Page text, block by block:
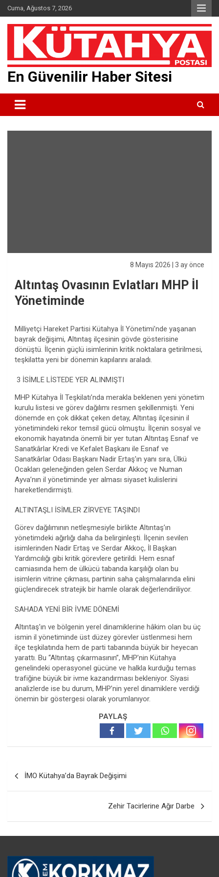
Skip
to
content
Cuma, Ağustos 7, 2026
En Güvenilir Haber Sitesi
8 Mayıs 2026 | 3 ay önce
Altıntaş Ovasının Evlatları MHP İl
Yönetiminde
Milliyetçi Hareket Partisi Kütahya İl Yönetimi’nde yaşanan
bayrak değişimi, Altıntaş ilçesinin gövde gösterisine
dönüştü. İlçenin güçlü isimlerinin kritik noktalara getirilmesi,
teşkilatta yeni bir dönemin kapılarını araladı.
3 İSİMLE LİSTEDE YER ALINMIŞTI
MHP Kütahya İl Teşkilatı’nda merakla beklenen yeni yönetim
kurulu listesi ve görev dağılımı resmen şekillenmişti. Yeni
dönemde en çok dikkat çeken detay, Altıntaş ilçesinin il
yönetimindeki rekor temsil gücü olmuştu. İlçenin sosyal ve
ekonomik hayatında önemli bir yer tutan Altıntaş Esnaf ve
Sanatkârlar Kredi ve Kefalet Başkanı ile Esnaf ve
Sanatkârlar Odası Başkanı Nadir Ertaş’ın yanı sıra, Ülkü
Ocakları geleneğinden gelen Serdar Akkoç ve Numan
Ayva’nın il yönetiminde yer alması siyaset kulislerini
hareketlendirmişti.
ALTINTAŞLI İSİMLER ZİRVEYE TAŞINDI
Görev dağılımının netleşmesiyle birlikte Altıntaş’ın
yönetimdeki ağırlığı daha da belirginleşti. İlçenin sevilen
isimlerinden Nadir Ertaş ve Serdar Akkoç, İl Başkan
Yardımcılığı gibi kritik görevlere getirildi. Hem esnaf
camiasında hem de ülkücü tabanda karşılığı olan bu
isimlerin vitrine çıkması, partinin saha çalışmalarında elini
güçlendirecek stratejik bir hamle olarak değerlendiriliyor.
SAHADA YENİ BİR İVME DÖNEMİ
Altıntaş’ın ve bölgenin yerel dinamiklerine hâkim olan bu üç
ismin il yönetiminde üst düzey görevler üstlenmesi hem
ilçe teşkilatında hem de parti tabanında büyük bir heyecan
yarattı. Bu “Altıntaş çıkarmasının”, MHP’nin Kütahya
genelindeki operasyonel gücüne ve halkla kurduğu temas
trafiğine büyük bir ivme kazandırması bekleniyor. Siyasi
analizlerde ise bu durum, MHP’nin yerel dinamiklere verdiği
önemin bir göstergesi olarak yorumlanıyor.
PAYLAŞ
Yazı
gezinmesi
İMO Kütahya’da Bayrak Değişimi
Zehir Tacirlerine Ağır Darbe